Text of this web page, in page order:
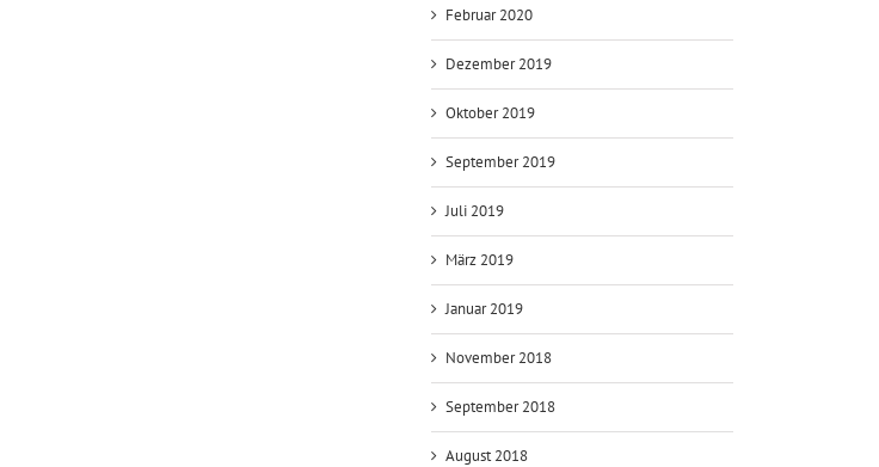
Februar 2020
Dezember 2019
Oktober 2019
September 2019
Juli 2019
März 2019
Januar 2019
November 2018
September 2018
August 2018